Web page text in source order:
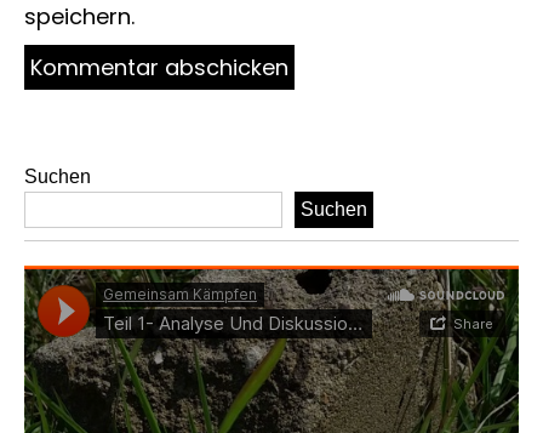
speichern.
Suchen
Suchen